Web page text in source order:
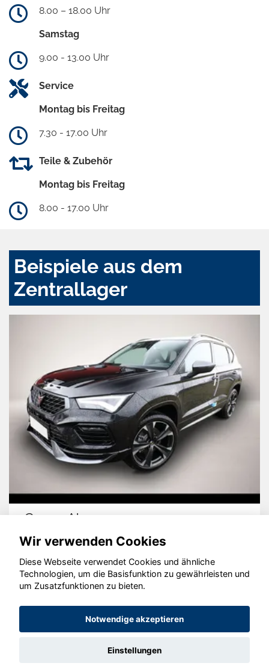
8.00 – 18.00 Uhr
Samstag
9.00 - 13.00 Uhr
Service
Montag bis Freitag
7.30 - 17.00 Uhr
Teile & Zubehör
Montag bis Freitag
8.00 - 17.00 Uhr
Beispiele aus dem
Zentrallager
Cupra Ateca
© konjunkturmotor.de GmbH 2020 - 2026
Wir verwenden Cookies
Diese Webseite verwendet Cookies und ähnliche
Technologien, um die Basisfunktion zu gewährleisten und
um Zusatzfunktionen zu bieten.
Notwendige akzeptieren
Einstellungen